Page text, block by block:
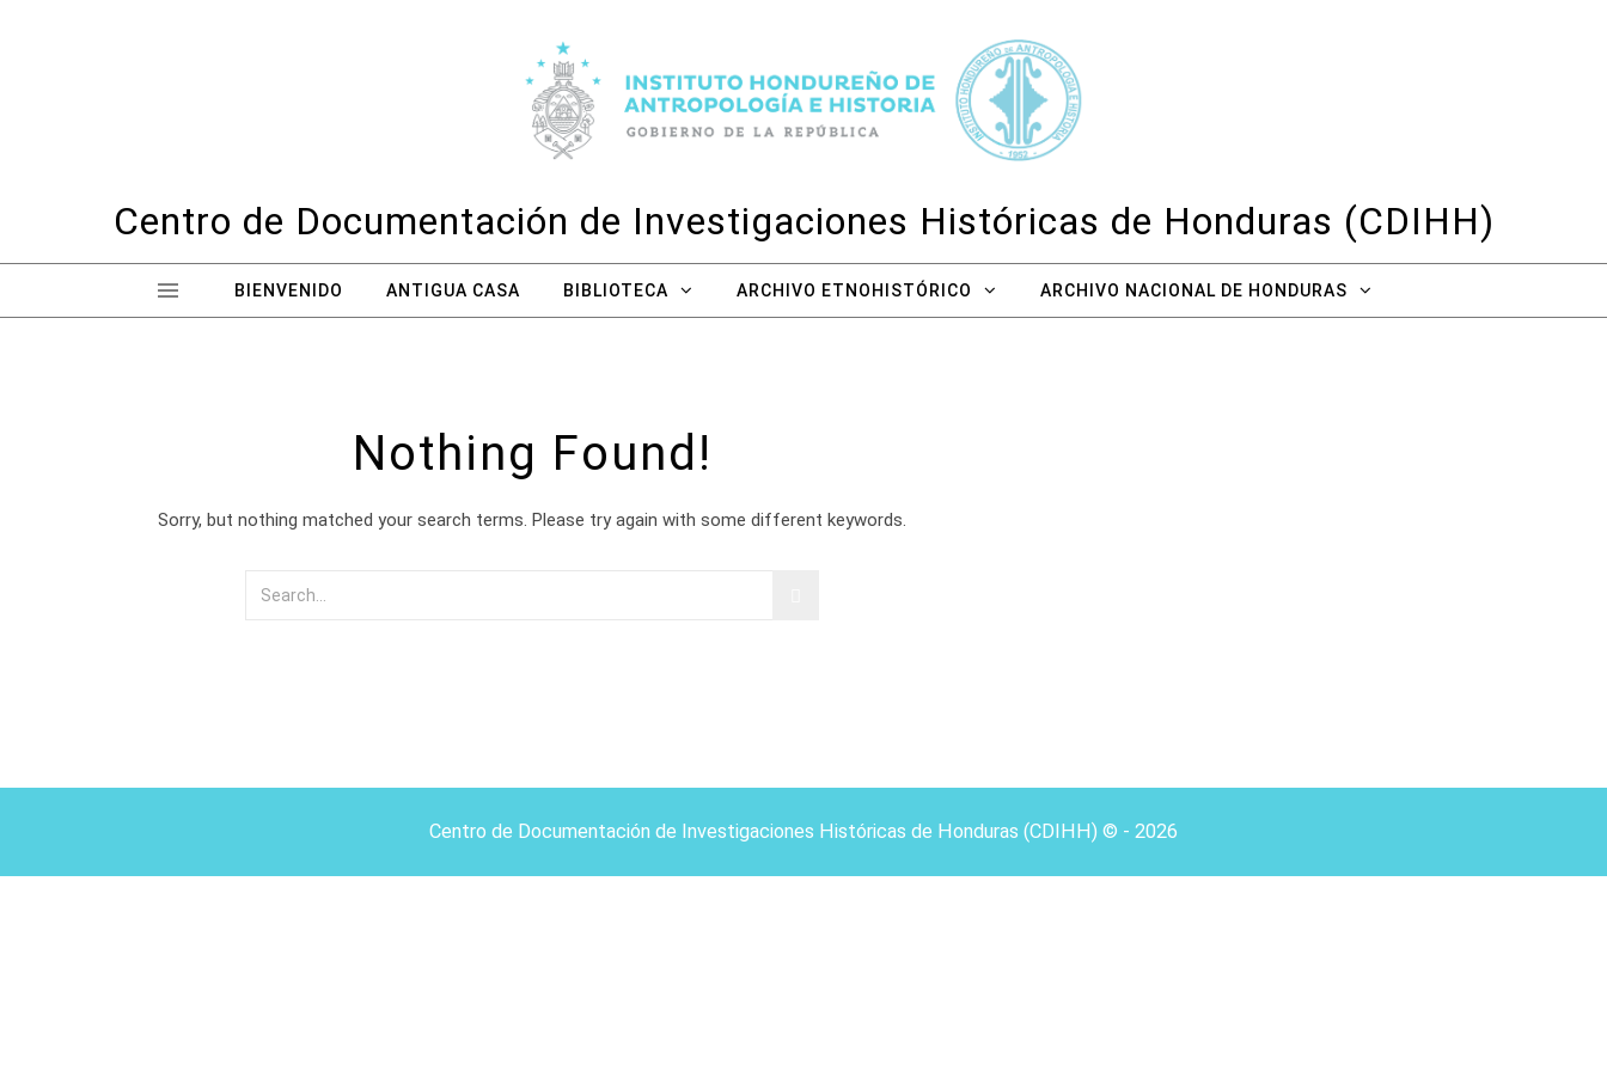
Centro de Documentación de Investigaciones Históricas de Honduras (CDIHH)
BIENVENIDO ANTIGUA CASA BIBLIOTECA ARCHIVO ETNOHISTÓRICO ARCHIVO NACIONAL DE HONDURAS
Nothing Found!
Sorry, but nothing matched your search terms. Please try again with some different keywords.
Centro de Documentación de Investigaciones Históricas de Honduras (CDIHH) © - 2026